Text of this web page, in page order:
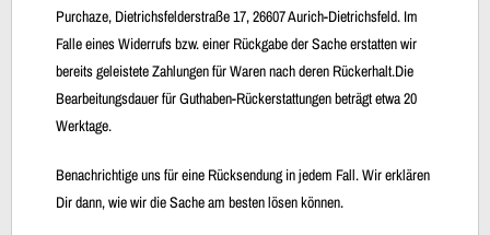
Purchaze, Dietrichsfelderstraße 17, 26607 Aurich-Dietrichsfeld. Im
Falle eines Widerrufs bzw. einer Rückgabe der Sache erstatten wir
bereits geleistete Zahlungen für Waren nach deren Rückerhalt.Die
Bearbeitungsdauer für Guthaben-Rückerstattungen beträgt etwa 20
Werktage.
Benachrichtige uns für eine Rücksendung in jedem Fall. Wir erklären
Dir dann, wie wir die Sache am besten lösen können.